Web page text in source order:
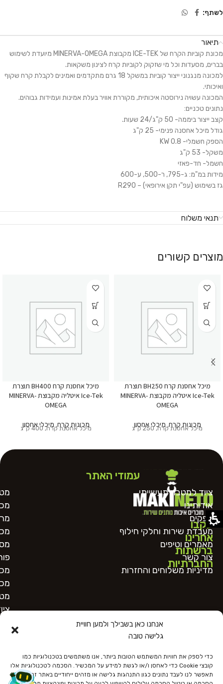
אנחנו כאן בשבילך ולמען חוויית
גלישה טובה
כדי לספק את חוויות המשתמש הטובות ביותר, אנו משתמשים בטכנולוגיות כמו
קובצי Cookie כדי לאחסן ו/או לגשת למידע על המכשיר. הסכמה לטכנולוגיות אלו
תאפשר לנו לעבד נתונים כגון התנהגות גלישה או מזהים ייחודיים באתר זה. אי
לשתף:
תיאור
מכונת קוביות הקרח של ICE-TEK מקבוצת MINERVA-OMEGA מיועדת לשימוש
בברים, מסעדות וכל מי שזקוק לקוביות קרח לצינון משקאות.
למכונה מנגנוני ייצור קוביות במשקל 18 גרם מתקדמים ואמינים לקבלת קרח שקוף
ואיכותי.
המכונה עשויה נירוסטה איכותית, מקוררת אוויר בעלת אמינות ועמידות גבוהים.
נתונים טכניים:
קצב ייצור ביממה- 50 ק"ג/24 שעות.
גודל מיכל אחסנה פנימי- 25 ק"ג
הספק חשמלי- 0.8 KW
משקל- 53 ק"ג
חשמל- חד-פאזי
מידות במ"מ: ג-795, ר-500, ע-600
גז בשימוש (עפ"י תקן אירופאי) – R290
תנאי משלוח
מוצרים קשורים
מיכל אחסנת קרח BH250 תוצרת
Ice-Tek איטליה מקבוצת MINERVA-
OMEGA
מכונות קרח, מיכלי אחסוןמיכל אחסנת קרח, 250 ק"ג
מיכל אחסנת קרח BH400 תוצרת
Ice-Tek איטליה מקבוצת MINERVA-
OMEGA
מכונות קרח, מיכלי אחסוןמיכל אחסנת קרח, 400 ק"ג
עקבו
אחרינו
ברשתות
החברתיות
עמודי האתר
ציוד למטבח תעשייתי
אודותינו
ספקים
מעבדת שירות וחלקי חילוף
מאמרים וטיפים
צור קשר
מדיניות משלוחים והחזרות